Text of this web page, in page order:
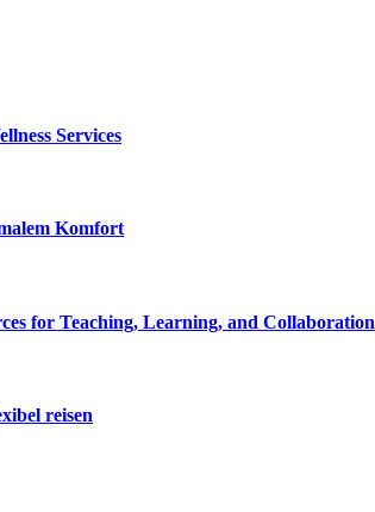
Services
Komfort
for Teaching, Learning, and Collaboration
reisen